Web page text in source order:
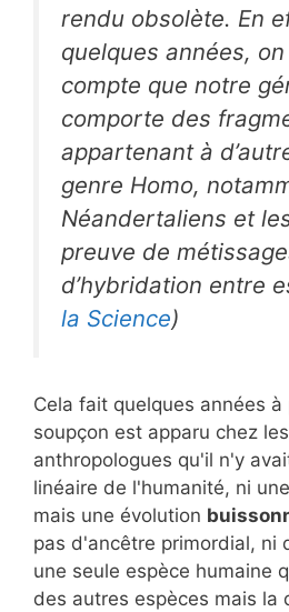
rendu obsolète. En
quelques années,
compte que notre
comporte des
appartenant à
genre Homo,
Néandertaliens et
preuve de
d’hybridation entre
la Science)
Cela fait quelques années à
soupçon est apparu chez
anthropologues qu'il n'y
linéaire de l'humanité, ni
mais une évolution
pas d'ancêtre primordial, ni
une seule espèce humaine
des autres espèces mais la